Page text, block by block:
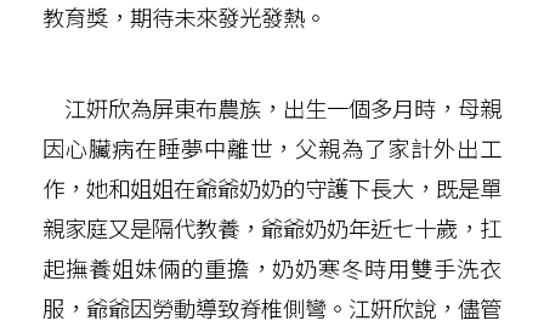
教育獎，期待未來發光發熱。
江姸欣為屏東布農族，出生一個多月時，母親
因心臟病在睡夢中離世，父親為了家計外出工
作，她和姐姐在爺爺奶奶的守護下長大，既是單
親家庭又是隔代教養，爺爺奶奶年近七十歲，扛
起撫養姐妹倆的重擔，奶奶寒冬時用雙手洗衣
服，爺爺因勞動導致脊椎側彎。江姸欣說，儘管